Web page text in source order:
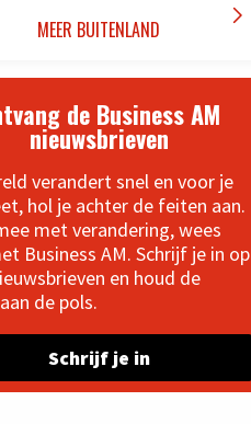
MEER BUITENLAND 
de Business AM
nieuwsbrieven
verandert snel en voor je
hol je achter de feiten aan.
met verandering, wees
Business AM. Schrijf je in op
en houd de
de pols.
Schrijf je in